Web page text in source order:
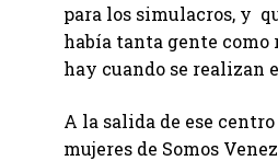
para los simulacros, y
había tanta gente como
hay cuando se realizan
A la salida de ese
mujeres de Somos